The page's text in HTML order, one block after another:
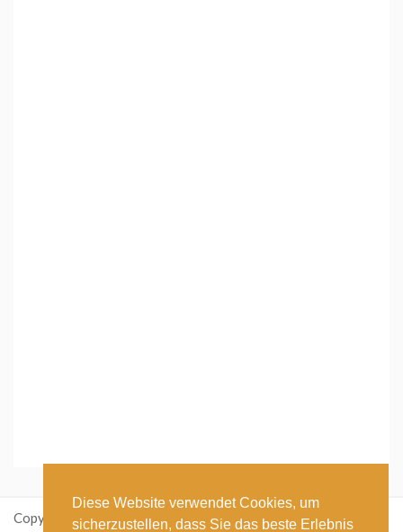
Copyright: ikastetikett.de
Diese Website verwendet Cookies, um
sicherzustellen, dass Sie das beste Erlebnis